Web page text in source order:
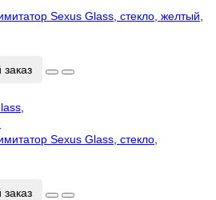
Sexus Glass, стекло, желтый,
Sexus Glass, стекло,